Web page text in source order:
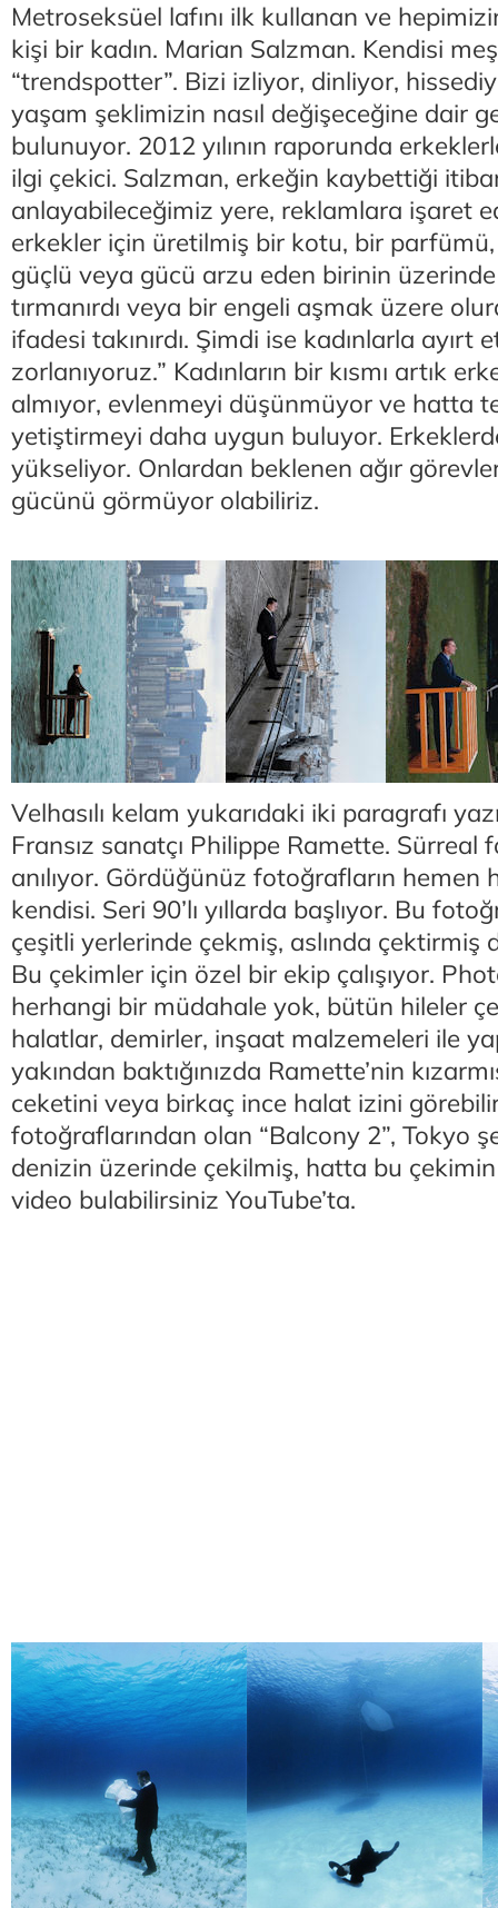
Metroseksüel lafını ilk kullanan ve
kişi bir kadın. Marian Salzman. Kendisi
“trendspotter”. Bizi izliyor, dinliyor,
yaşam şeklimizin nasıl değişeceğine dair
bulunuyor. 2012 yılının raporunda
ilgi çekici. Salzman, erkeğin kaybettiği
anlayabileceğimiz yere, reklamlara işaret
erkekler için üretilmiş bir kotu, bir parfümü,
güçlü veya gücü arzu eden birinin
tırmanırdı veya bir engeli aşmak üzere
ifadesi takınırdı. Şimdi ise kadınlarla ayırt
zorlanıyoruz.” Kadınların bir kısmı artık
almıyor, evlenmeyi düşünmüyor ve hatta
yetiştirmeyi daha uygun buluyor.
yükseliyor. Onlardan beklenen ağır
gücünü görmüyor olabiliriz.
Velhasılı kelam yukarıdaki iki paragrafı
Fransız sanatçı Philippe Ramette. Sürreal
anılıyor. Gördüğünüz fotoğrafların hemen
kendisi. Seri 90’lı yıllarda başlıyor. Bu
çeşitli yerlerinde çekmiş, aslında çektirmiş
Bu çekimler için özel bir ekip çalışıyor.
herhangi bir müdahale yok, bütün hileler
halatlar, demirler, inşaat malzemeleri ile
yakından baktığınızda Ramette’nin
ceketini veya birkaç ince halat izini
fotoğraflarından olan “Balcony 2”, Tokyo
denizin üzerinde çekilmiş, hatta bu
video bulabilirsiniz YouTube’ta.